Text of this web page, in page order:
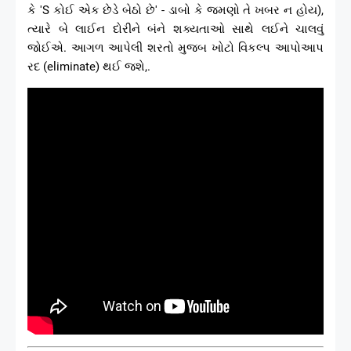
કે 'S કોઈ એક છેડે બેઠો છે' - ડાબો કે જમણો તે ખબર ન હોય),
ત્યારે બે લાઈન દોરીને બંને શક્યતાઓ સાથે લઈને ચાલવું
જોઈએ. આગળ આપેલી શરતો મુજબ ખોટો વિકલ્પ આપોઆપ
રદ (eliminate) થઈ જશે,.